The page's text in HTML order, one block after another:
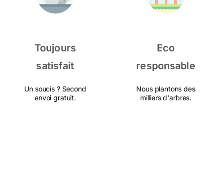
Toujours
satisfait
Un soucis ? Second
envoi gratuit.
Eco
responsable
Nous plantons des
milliers d'arbres.